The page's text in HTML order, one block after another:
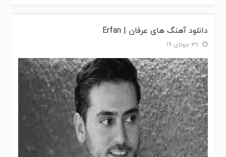
دانلود آهنگ های عرفان | Erfan